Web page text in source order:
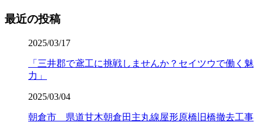
最近の投稿
2025/03/17
「三井郡で鳶工に挑戦しませんか？セイツウで働く魅
力」
2025/03/04
朝倉市 県道甘木朝倉田主丸線屋形原橋旧橋撤去工事